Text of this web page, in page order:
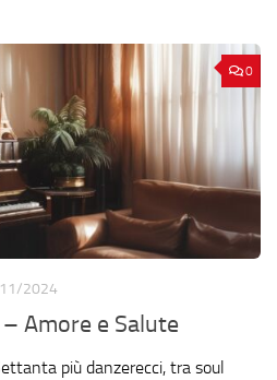
0
2024
– Amore e Salute
più danzerecci, tra soul